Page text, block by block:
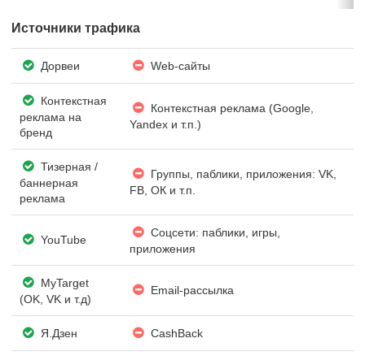
Источники трафика
Дорвеи Web-сайты
Контекстная
реклама на
бренд
Контекстная реклама (Google,
Yandex и т.п.)
Тизерная /
баннерная
реклама
Группы, паблики, приложения: VK,
FB, ОК и т.п.
YouTube
Соцсети: паблики, игры,
приложения
MyTarget
(OK, VK и т.д)
Email-рассылка
Я.Дзен CashBack